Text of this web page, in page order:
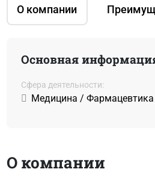
О компании
Основная
Сфера деятельности:
Медицина / Фармацевтика
О компании